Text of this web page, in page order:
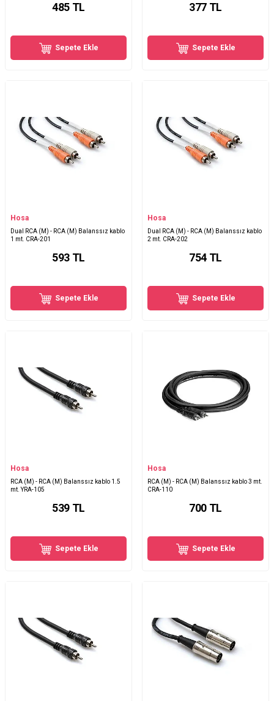
485 TL
Sepete Ekle
377 TL
Sepete Ekle
Hosa
Dual RCA (M) - RCA (M) Balanssız kablo
1 mt. CRA-201
593 TL
Sepete Ekle
Hosa
Dual RCA (M) - RCA (M) Balanssız kablo
2 mt. CRA-202
754 TL
Sepete Ekle
Hosa
RCA (M) - RCA (M) Balanssız kablo 1.5
mt. YRA-105
539 TL
Sepete Ekle
Hosa
RCA (M) - RCA (M) Balanssız kablo 3 mt.
CRA-110
700 TL
Sepete Ekle